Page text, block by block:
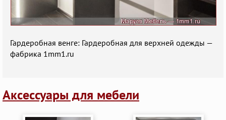
Гардеробная венге: Гардеробная для верхней одежды —
фабрика 1mm1.ru
Аксессуары для мебели